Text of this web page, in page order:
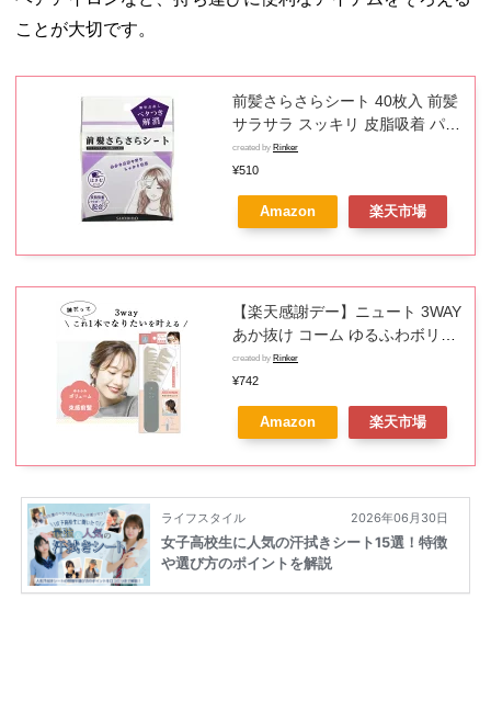
ことが大切です。
前髪さらさらシート 40枚入 前髪
サラサラ スッキリ 皮脂吸着 パウ
ダー配合 ドライシャンプーシー
ト 前髪 あぶらとり紙
created by Rinker
¥510
Amazon 楽天市場
【楽天感謝デー】ニュート 3WAY
あか抜け コーム ゆるふわボリュ
ーム ヘアブラシ 折りたたみ ヘア
コーム ミニ 携帯 ヘアケア ボリ
ューム
created by Rinker
¥742
Amazon 楽天市場